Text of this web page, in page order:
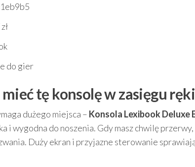
do gier
tę konsolę w zasięgu
dużego miejsca – Konsola Lexibook Deluxe
i wygodna do noszenia. Gdy masz chwilę
Duży ekran i przyjazne sterowanie